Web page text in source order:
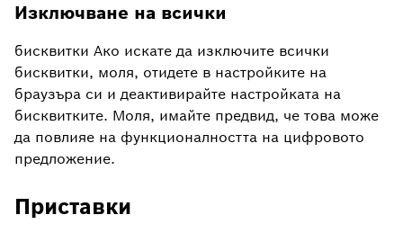
Изключване на всички
бисквитки Ако искате да изключите всички
бисквитки, моля, отидете в настройките на
браузъра си и деактивирайте настройката на
бисквитките. Моля, имайте предвид, че това може
да повлияе на функционалността на цифровото
предложение.
Приставки